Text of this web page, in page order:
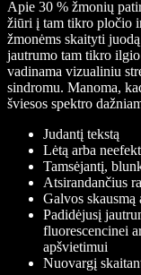
Apie 30 % žmonių
žiūri į tam tikro pločio
žmonėms skaityti
jautrumo tam tikro ilgio
vadinama vizualiniu
sindromu. Manoma,
šviesos spektro
Judantį tekstą
Lėtą arba
Tamsėjantį,
Atsirandančius
Galvos
Padidėjusį
fluorescencinei
apšvietimui
Nuovargį